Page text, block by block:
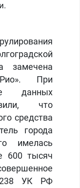
замечена
При
данных
что
средства
города
имелась
600 тысяч
238 УК РФ